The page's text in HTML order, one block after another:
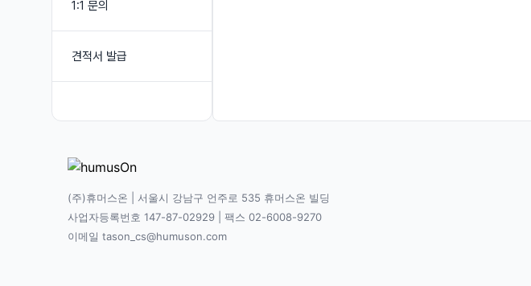
1:1 문의
견적서 발급
(주)휴머스온 | 서울시 강남구 언주로 535 휴머스온 빌딩
사업자등록번호 147-87-02929 | 팩스 02-6008-9270
이메일 tason_cs@humuson.com